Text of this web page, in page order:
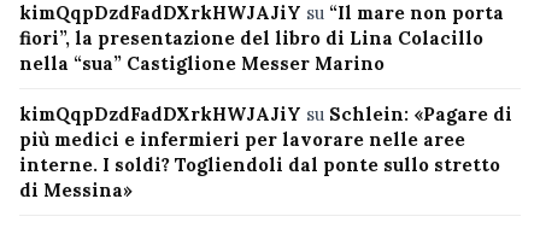
kimQqpDzdFadDXrkHWJAJiY su “Il mare non porta
fiori”, la presentazione del libro di Lina Colacillo
nella “sua” Castiglione Messer Marino
kimQqpDzdFadDXrkHWJAJiY su Schlein: «Pagare di
più medici e infermieri per lavorare nelle aree
interne. I soldi? Togliendoli dal ponte sullo stretto
di Messina»